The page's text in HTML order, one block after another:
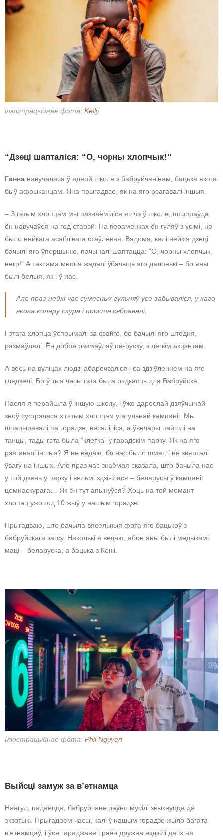
ілюстрацыйнае фота: Kelly
“Дзеці шапталіся: “О, чорны хлопчык!”
Ганна навучалася ў адной школе з бабруйчанінам, бацька якога
быў афрыканцам. Яна прыгадвае, як на яго рэагавалі іншыя.
– З гэтым хлопцам мы пазнаёміліся яшчэ ў школе, штопраўда,
ён навучаўся на год старэй. На пераменках ён гуляў з усімі, не
было нейкага асаблівага стаўлення. Вядома, калі нейкія дзеці
бачылі яго ўпершыню, пачыналі шаптацца: “О, чорны хлопчык,
негр!” А таксама многія жадалі ўбачыць яго далонькі – бо яны
былі белыя, як і ў нас.
Але праз нейкі час сумесных гульняў усе забываліся, у каго
якога колеру скура і проста сябравалі.
Гэтага хлопца ўспрымалі за свайго, бо бачылі яго штодня,
размаўлялі. Ён добра размаўляў па-руску, з лёгкім акцэнтам.
А вось на вуліцах людзі абарочваліся і са здзіўленнем на яго
глядзелі. Бо ў тыя часы гэта была рэдкасць для Бабруйска.
Пасля я перайшла ў іншую школу, і ўжо дарослай дзяўчынай
зноў сустрэлася з гэтым хлопцам у агульнай кампаніі. Мы
шпацыравалі па горадзе, весяліліся, а ўвечары пайшлі на
танцы, тады гэта была “клетка” у гарадскім парку. Як на яго
рэагавалі іншыя? Я не ведаю, бо нас было шмат, і не звярталі
ўвагу на іншых. Але праз час знаёмая сказала, што бачыла нас
у той дзень у парку і вельмі здзівілася – беларусы ў кампаніі
цемнаскурага… Як ён тут апынуўся? Хоць на той момант
хлопец ужо год 10 жыў у нашым горадзе.
Прыгадваю, што бачыла вясельныя фота яго бацькоў з
бабруйскага загсу. Наколькі я ведаю, абое яны былі медыкамі,
маці – беларуска, а бацька з Кеніі.
Ілюстрацыйнае фота: Phil Nguyen
Выйсці замуж за в’етнамца
Наагул, падаецца, бабруйчане даўно мусілі звыкнуцца да
экзотыкі. Прыгадаем часы, калі ў нашым горадзе жыло багата
в’етнамцаў, і ўсе гараджане і раён дружна ездзілі да іх на